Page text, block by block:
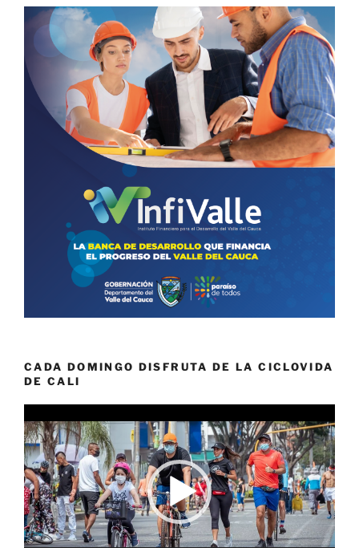
CADA DOMINGO DISFRUTA DE LA CICLOVIDA
DE CALI
de
vídeo